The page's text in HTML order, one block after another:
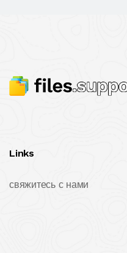
Links
свяжитесь с нами